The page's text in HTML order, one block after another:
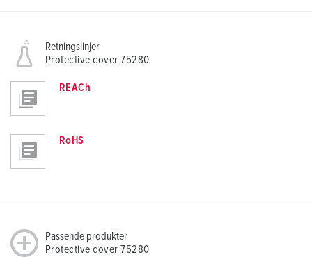
Retningslinjer
Protective cover 75280
REACh
RoHS
Passende produkter
Protective cover 75280